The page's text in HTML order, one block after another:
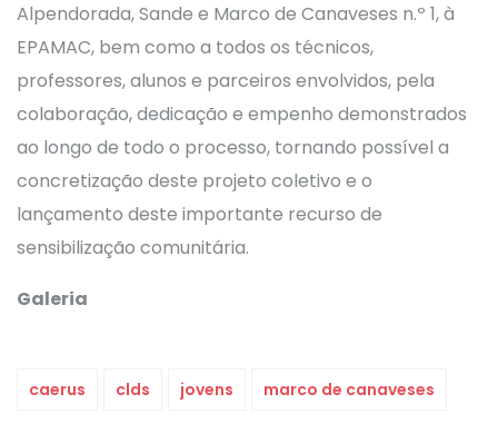
Alpendorada, Sande e Marco de Canaveses n.º 1, à
EPAMAC, bem como a todos os técnicos,
professores, alunos e parceiros envolvidos, pela
colaboração, dedicação e empenho demonstrados
ao longo de todo o processo, tornando possível a
concretização deste projeto coletivo e o
lançamento deste importante recurso de
sensibilização comunitária.
Galeria
caerus clds jovens marco de canaveses